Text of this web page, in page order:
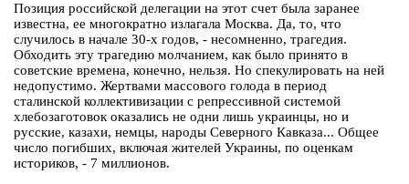
Позиция российской делегации на этот счет была заранее
известна, ее многократно излагала Москва. Да, то, что
случилось в начале 30-х годов, - несомненно, трагедия.
Обходить эту трагедию молчанием, как было принято в
советские времена, конечно, нельзя. Но спекулировать на ней
недопустимо. Жертвами массового голода в период
сталинской коллективизации с репрессивной системой
хлебозаготовок оказались не одни лишь украинцы, но и
русские, казахи, немцы, народы Северного Кавказа... Общее
число погибших, включая жителей Украины, по оценкам
историков, - 7 миллионов.